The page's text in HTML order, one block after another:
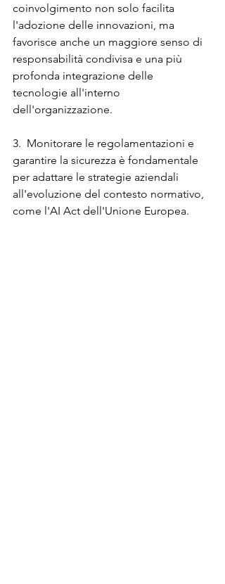
coinvolgimento non solo facilita
l'adozione delle innovazioni, ma
favorisce anche un maggiore senso di
responsabilità condivisa e una più
profonda integrazione delle
tecnologie all'interno
dell'organizzazione.
3.  Monitorare le regolamentazioni e
garantire la sicurezza è fondamentale
per adattare le strategie aziendali
all'evoluzione del contesto normativo,
come l'AI Act dell'Unione Europea.